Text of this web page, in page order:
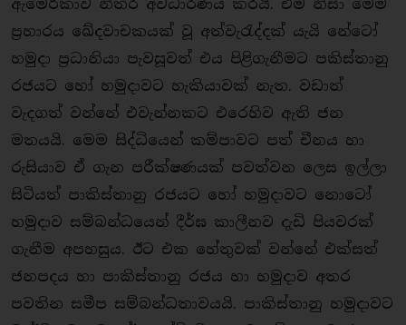
ඇමෙරිකාව නිතර අවධාරණය කරයි. එම නිසා මෙම
ප‍්‍රහාරය ඛේදවාචකයක් වූ අත්වැරැද්දක් යැයි නේටෝ
හමුදා ප‍්‍රධානියා පැවසූවත් එය පිළිගැනීමට පකිස්තානු
රජයට හෝ හමුදාවට හැකියාවක් නැත. වඩාත්
වැදගත් වන්නේ එවැන්නකට එරෙහිව ඇති ජන
මතයයි. මෙම සිද්ධියෙන් කම්පාවට පත් චීනය හා
රුසියාව ඒ ගැන පරීක්ෂණයක් පවත්වන ලෙස ඉල්ලා
සිටියත් පාකිස්තානු රජයට හෝ හමුදාවට නොටෝ
හමුදාව සම්බන්ධයෙන් දීර්ඝ කාලීනව දැඩි පියවරක්
ගැනීම අපහසුය. ඊට එක හේතුවක් වන්නේ එක්සත්
ජනපදය හා පාකිස්තානු රජය හා හමුදාව අතර
පවතින සමීප සම්බන්ධතාවයයි. පාකිස්තානු හමුදාවට